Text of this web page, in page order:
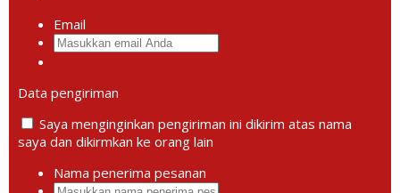
Email
Data pengiriman
Saya menginginkan pengiriman ini dikirim atas nama
saya dan dikirmkan ke orang lain
Nama penerima pesanan